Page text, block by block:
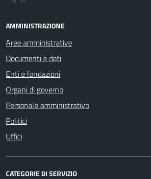
AMMINISTRAZIONE
Aree amministrative
Documenti e dati
Enti e fondazioni
Organi di governo
Personale amministrativo
Politici
Uffici
CATEGORIE DI SERVIZIO